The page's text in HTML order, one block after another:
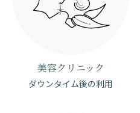
美容クリニック
ダウンタイム後の利用